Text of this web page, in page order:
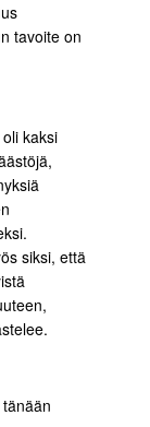
tavoite on
kaksi
siksi, että